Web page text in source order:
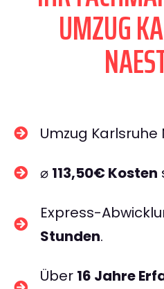
UMZUG
Umzug
⌀ 113,50€ Kosten
Express-
Stunden.
Über 16 Jahre